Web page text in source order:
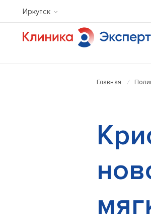
Иркутск
Главная